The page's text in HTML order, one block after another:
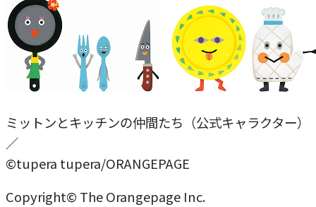
ミットンとキッチンの仲間たち（公式キャラクター）
／
©tupera tupera/ORANGEPAGE
Copyright© The Orangepage Inc.